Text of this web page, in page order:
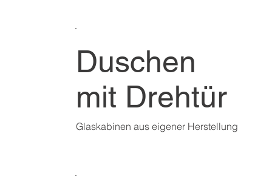
Duschen
mit Drehtür
Glaskabinen aus eigener Herstellung